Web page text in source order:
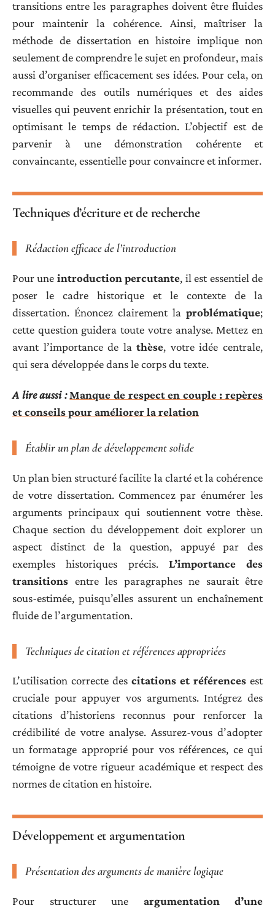
transitions entre les paragraphes doivent être fluides
pour maintenir la cohérence. Ainsi, maîtriser la
méthode de dissertation en histoire implique non
seulement de comprendre le sujet en profondeur, mais
aussi d’organiser efficacement ses idées. Pour cela, on
recommande des outils numériques et des aides
visuelles qui peuvent enrichir la présentation, tout en
optimisant le temps de rédaction. L’objectif est de
parvenir à une démonstration cohérente et
convaincante, essentielle pour convaincre et informer.
Techniques d’écriture et de recherche
Rédaction efficace de l’introduction
Pour une introduction percutante, il est essentiel de
poser le cadre historique et le contexte de la
dissertation. Énoncez clairement la problématique;
cette question guidera toute votre analyse. Mettez en
avant l’importance de lathèse, votre idée centrale,
qui sera développée dans le corps du texte.
A lire aussi : Manque de respect en couple : repères
et conseils pour améliorer la relation
Établir un plan de développement solide
Un plan bien structuré facilite la clarté et la cohérence
de votre dissertation. Commencez par énumérer les
arguments principaux qui soutiennent votre thèse.
Chaque section du développement doit explorer un
aspect distinct de la question, appuyé par des
exemples historiques précis. L’importance des
transitions entre les paragraphes ne saurait être
sous-estimée, puisqu’elles assurent un enchaînement
fluide de l’argumentation.
Techniques de citation et références appropriées
L’utilisation correcte des citations et références est
cruciale pour appuyer vos arguments. Intégrez des
citations d’historiens reconnus pour renforcer la
crédibilité de votre analyse. Assurez-vous d’adopter
un formatage approprié pour vos références, ce qui
témoigne de votre rigueur académique et respect des
normes de citation en histoire.
Développement et argumentation
Présentation des arguments de manière logique
Pour structurer une argumentation d’une